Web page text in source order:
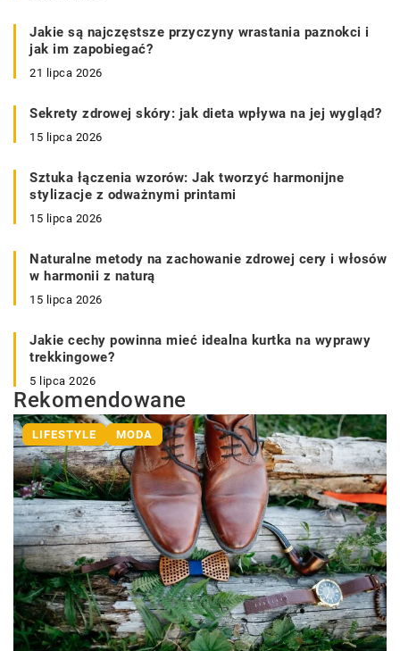
Jakie są najczęstsze przyczyny wrastania paznokci i
jak im zapobiegać?
21 lipca 2026
Sekrety zdrowej skóry: jak dieta wpływa na jej wygląd?
15 lipca 2026
Sztuka łączenia wzorów: Jak tworzyć harmonijne
stylizacje z odważnymi printami
15 lipca 2026
Naturalne metody na zachowanie zdrowej cery i włosów
w harmonii z naturą
15 lipca 2026
Jakie cechy powinna mieć idealna kurtka na wyprawy
trekkingowe?
5 lipca 2026
Rekomendowane
LIFESTYLE MODA